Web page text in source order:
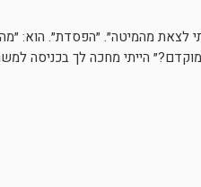
לצאת מהמיטה״. ״הפסדת״. הוא:
מוקדם?״ הייתי מחכה לך בכניסה